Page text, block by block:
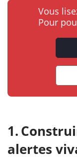
Vous
Pour
alertes